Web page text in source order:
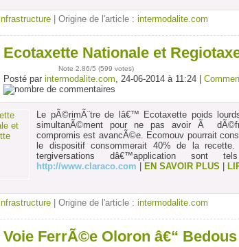
Infrastructure | Origine de l'article : intermodalite.com
Ecotaxette Nationale et
Note 2.86/5 (599 votes)
Posté par intermodalite.com, 24-06-2014 à 11:24 |
Le pÃ©rimÃ¨tre de lâ€™ Ecotaxette poids
simultanÃ©ment pour ne pas avoir Ã
compromis est avancÃ©e. Ecomouv pourrait
le dispositif consommerait 40% de la
tergiversations dâ€™application sont
http://www.claraco.com
EN SAVOIR PLUS
Infrastructure | Origine de l'article : intermodalite.com
Voie FerrÃ©e Oloron â€“